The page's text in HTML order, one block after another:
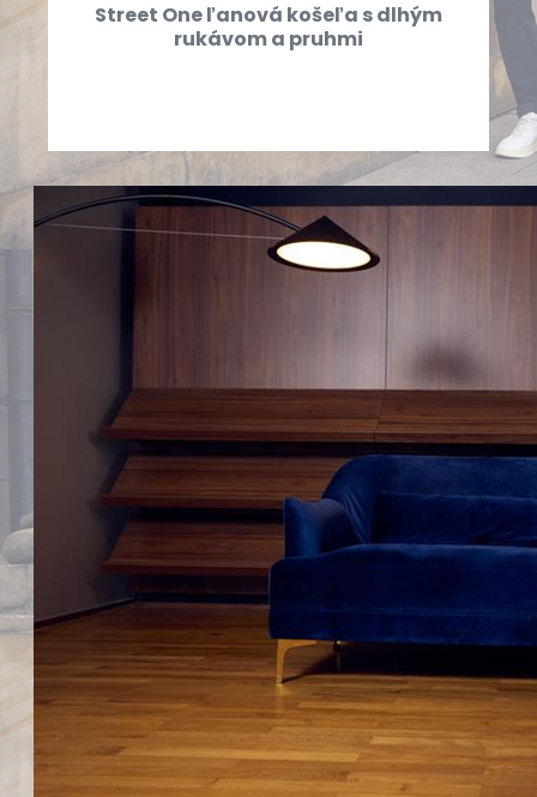
Street One ľanová košeľa s dlhým
rukávom a pruhmi